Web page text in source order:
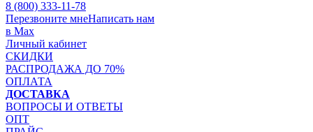
8 (800) 333-11-78
Перезвоните мнеНаписать нам
в Max
Личный кабинет
СКИДКИ
РАСПРОДАЖА ДО 70%
ОПЛАТА
ДОСТАВКА
ВОПРОСЫ И ОТВЕТЫ
ОПТ